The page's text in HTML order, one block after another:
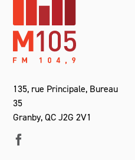
135, rue Principale, Bureau
35
Granby, QC J2G 2V1